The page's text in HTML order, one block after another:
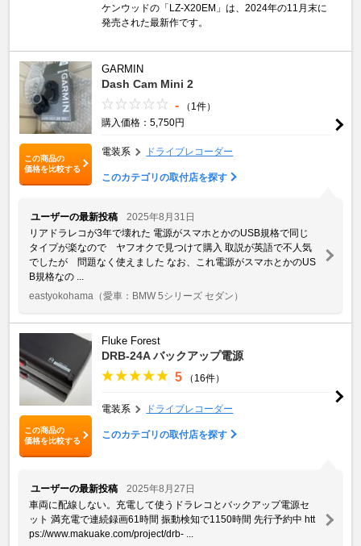
ケンウッドの「LZ-X20EM」は、2024年の11月末に
発売された最新作です。
この商品の
価格を比較する
GARMIN
Dash Cam Mini 2
-
（1件）
購入価格：5,750円
電装系 ドライブレコーダー
このカテゴリの取付店を探す
ユーザーの最新投稿
2025年8月31日
リアドラレコが3年で壊れた 電源がスマホとかのUSB規格で同じ
タイプが楽なので ヤフオクで見つけて購入 取説が英語で不人気
でしたが 問題なく使えました なお、これ電源がスマホとかのUS
B規格なの ...
eastyokohama （愛車：BMW 5シリーズ セダン）
この商品の
価格を比較する
Fluke Forest
DRB-24A バックアップ電源
5 （16件）
電装系 ドライブレコーダー
このカテゴリの取付店を探す
ユーザーの最新投稿
2025年8月27日
車両に配線しない。充電して使うドラレコとバックアップ電源セ
ット 満充電で連続録画61時間 振動検知で1150時間 先行予約中 htt
ps://www.makuake.com/project/drb- ...